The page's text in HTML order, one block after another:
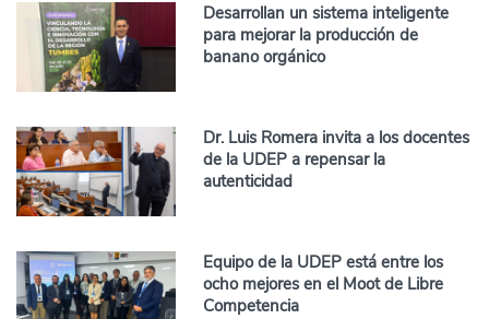
Desarrollan un sistema inteligente
para mejorar la producción de
banano orgánico
Dr. Luis Romera invita a los docentes
de la UDEP a repensar la
autenticidad
Equipo de la UDEP está entre los
ocho mejores en el Moot de Libre
Competencia